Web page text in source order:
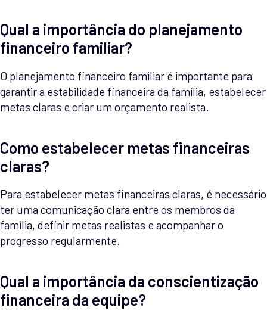
Qual a importância do planejamento
financeiro familiar?
O planejamento financeiro familiar é importante para
garantir a estabilidade financeira da família, estabelecer
metas claras e criar um orçamento realista.
Como estabelecer metas financeiras
claras?
Para estabelecer metas financeiras claras, é necessário
ter uma comunicação clara entre os membros da
família, definir metas realistas e acompanhar o
progresso regularmente.
Qual a importância da conscientização
financeira da equipe?